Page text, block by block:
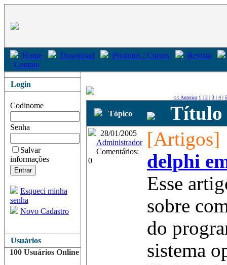
Home Download Produtos / Cursos
Revista
Contato
Login
Codinome
Senha
Salvar
informações
Esqueci minha
senha
Novo Cadastro
Usuários
100 Usuários Online
<< Anterior 1 | 2 | 3 | 4 | 5
Tópico Título
28/01/2005
Administrador
Comentários:
0
[Artigos]
delphi
Esse
sobre
do
sistema